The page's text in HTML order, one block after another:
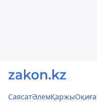
СаясатӘлемҚаржыОқиға